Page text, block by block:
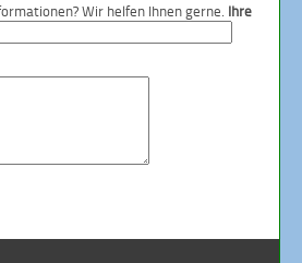
Wir helfen Ihnen gerne. Ihre